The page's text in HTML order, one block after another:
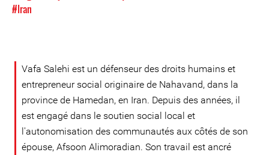
#Iran
Vafa Salehi est un défenseur des droits humains et
entrepreneur social originaire de Nahavand, dans la
province de Hamedan, en Iran. Depuis des années, il
est engagé dans le soutien social local et
l'autonomisation des communautés aux côtés de son
épouse, Afsoon Alimoradian. Son travail est ancré